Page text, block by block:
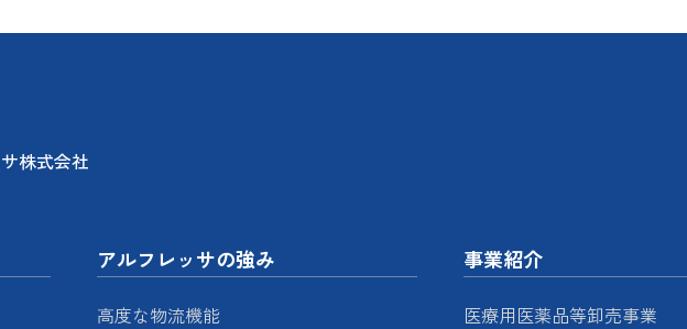
株式会社
アルフレッサの強み
高度な物流機能
事業紹介
医療用医薬品等卸売事業